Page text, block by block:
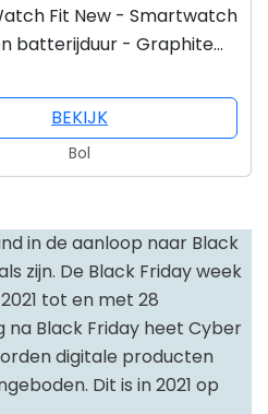
Fit New - Smartwatch
batterijduur - Graphite
BEKIJK
Bol
in de aanloop naar Black
zijn. De Black Friday week
tot en met 28
na Black Friday heet Cyber
digitale producten
Dit is in 2021 op